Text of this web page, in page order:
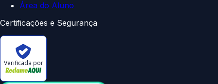
Área do Aluno
Certificações e Segurança
Verificada por